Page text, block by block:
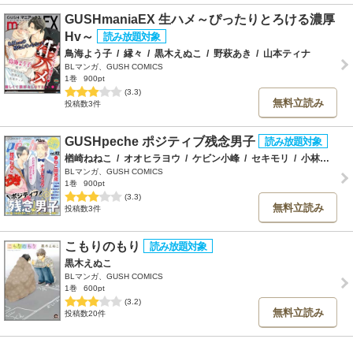
GUSHmaniaEX 生ハメ～ぴったりとろける濃厚
Hv～
鳥海よう子 / 縁々 / 黒木えぬこ / 野萩あき / 山本ティナ
BLマンガ、GUSH COMICS
1巻
900pt
(3.3)
投稿数3件
無料立読み
GUSHpeche ポジティブ残念男子
楢崎ねねこ / オオヒラヨウ / ケビン小峰 / セキモリ / 小林こたろ
BLマンガ、GUSH COMICS
1巻
900pt
(3.3)
投稿数3件
無料立読み
こもりのもり
黒木えぬこ
BLマンガ、GUSH COMICS
1巻
600pt
(3.2)
投稿数20件
無料立読み